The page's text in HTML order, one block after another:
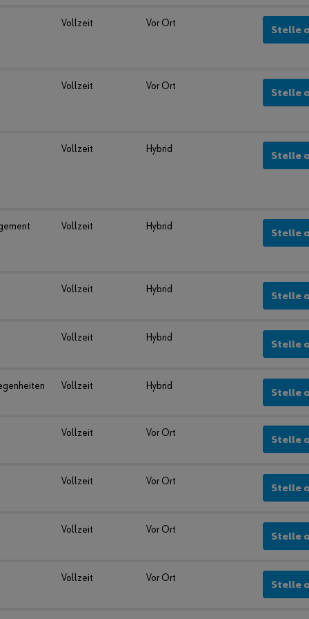
Vollzeit Vor Ort
Stelle
Vollzeit Vor Ort
Stelle
Vollzeit Hybrid
Stelle
Vollzeit Hybrid
Stelle
Vollzeit Hybrid
Stelle
Vollzeit Hybrid
Stelle
Vollzeit Hybrid
Stelle
Vollzeit Vor Ort
Stelle
Vollzeit Vor Ort
Stelle
Vollzeit Vor Ort
Stelle
Vollzeit Vor Ort
Stelle